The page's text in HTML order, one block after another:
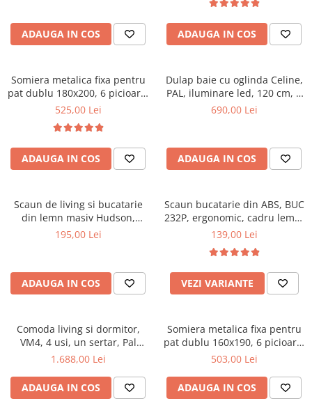
Saltele 140x200
Saltele 180x200
Top saltele
Top saltele 5 cm
Top saltele memory 5 cm
Top saltele MemoHR 6.5 cm
Saltele cu plasa de arcuri
Saltele cu spuma
Scaune ergonomice
Etajere Birou
Birouri
Scaune pentru birou
Scaune pentru vizitatori
Scaune manager
Mobilier bucatarie
Mese bucatarie
Mobila bucatarie
Seturi mese si scaune bucatarie
Mobilier hol
Suporturi si rafturi pantofi
Portmantouri
Seturi mobilier hol
Stender haine
Etajere
ADAUGA IN COS ADAUGA IN COS
Somiera metalica fixa pentru
pat dublu 180x200, 6 picioare,
32 lamele lemn fag, benzi
negru
525,00 Lei
ADAUGA IN COS
Dulap baie cu oglinda Celine,
PAL, iluminare led, 120 cm, 3
usi, 3 rafturi, soft close, alb
690,00 Lei
ADAUGA IN COS
Scaun de living si bucatarie
din lemn masiv Hudson,
tapiterie stofa,100 kg,
195,00 Lei
ADAUGA IN COS
Scaun bucatarie din ABS, BUC
232P, ergonomic, cadru lemn,
100 kg
139,00 Lei
VEZI VARIANTE
Comoda living si dormitor,
VM4, 4 usi, un sertar, Pal
melaminat, cu insertii MDF,
1.688,00 Lei
ADAUGA IN COS
Somiera metalica fixa pentru
pat dublu 160x190, 6 picioare,
30 lamele lemn fag, benzi
negru
503,00 Lei
ADAUGA IN COS